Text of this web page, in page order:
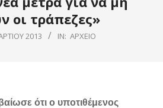
οι τράπεζες»
2013 IN: ΑΡΧΕΊΟ
ότι ο υποτιθέμενος